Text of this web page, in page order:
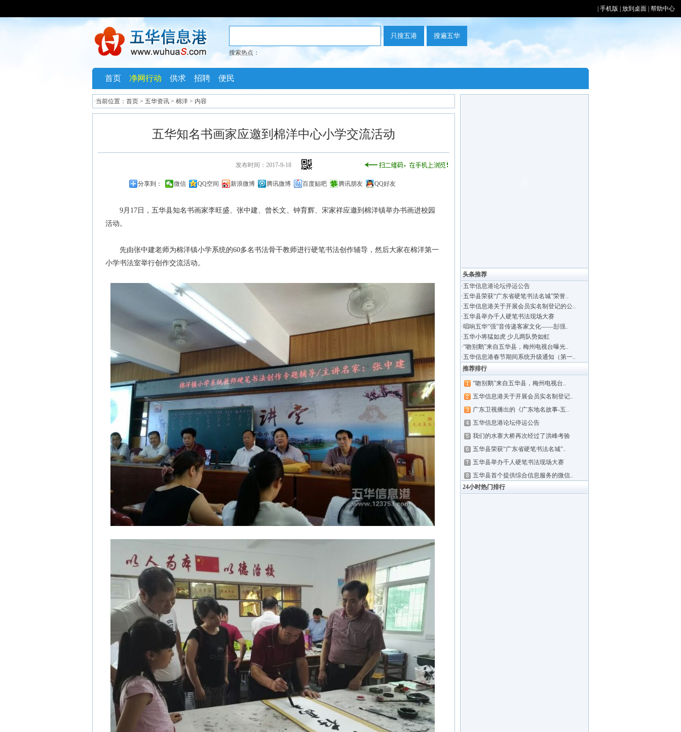
手机版 放到桌面 帮助中心
搜索热点：
首页 净网行动 供求 招聘 便民
·当前位置： 首页 > 五华资讯 > 棉洋 > 内容
五华知名书画家应邀到棉洋中心小学交流活动
发布时间：2017-9-18
分享到： 微信 QQ空间 新浪微博 腾讯微博 百度贴吧 腾讯朋友 QQ好友
9月17日，五华县知名书画家李旺盛、张中建、曾长文、钟育辉、宋家祥应邀到棉洋镇举办书画进校园
活动。
先由张中建老师为棉洋镇小学系统的60多名书法骨干教师进行硬笔书法创作辅导，然后大家在棉洋第一
小学书法室举行创作交流活动。
头条推荐
·五华信息港论坛停运公告
·五华县荣获“广东省硬笔书法名城”荣誉..
·五华信息港关于开展会员实名制登记的公..
·五华县举办千人硬笔书法现场大赛
·唱响五华“强”音传递客家文化——彭强..
·五华小将猛如虎 少儿两队势如虹
·“吻别鹅”来自五华县，梅州电视台曝光..
·五华信息港春节期间系统升级通知（第一..
推荐排行
“吻别鹅”来自五华县，梅州电视台..
五华信息港关于开展会员实名制登记..
广东卫视播出的《广东地名故事-五..
五华信息港论坛停运公告
我们的水寨大桥再次经过了洪峰考验
五华县荣获“广东省硬笔书法名城”..
五华县举办千人硬笔书法现场大赛
五华县首个提供综合信息服务的微信..
24小时热门排行